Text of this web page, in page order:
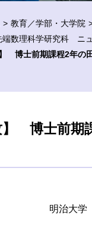
教育／学部・大学院
端数理科学研究科 ニ
博士前期課程2年の
】 博士前期
明治大